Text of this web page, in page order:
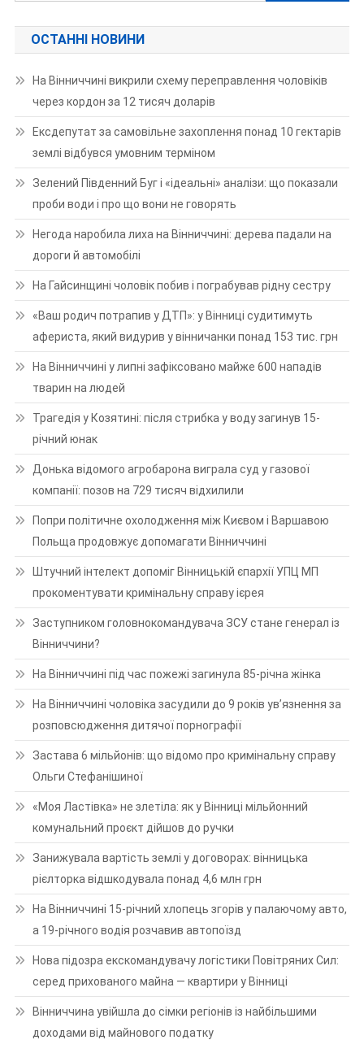
ОСТАННІ НОВИНИ
На Вінниччині викрили схему переправлення чоловіків
через кордон за 12 тисяч доларів
Ексдепутат за самовільне захоплення понад 10 гектарів
землі відбувся умовним терміном
Зелений Південний Буг і «ідеальні» аналізи: що показали
проби води і про що вони не говорять
Негода наробила лиха на Вінниччині: дерева падали на
дороги й автомобілі
На Гайсинщині чоловік побив і пограбував рідну сестру
«Ваш родич потрапив у ДТП»: у Вінниці судитимуть
афериста, який видурив у вінничанки понад 153 тис. грн
На Вінниччині у липні зафіксовано майже 600 нападів
тварин на людей
Трагедія у Козятині: після стрибка у воду загинув 15-
річний юнак
Донька відомого агробарона виграла суд у газової
компанії: позов на 729 тисяч відхилили
Попри політичне охолодження між Києвом і Варшавою
Польща продовжує допомагати Вінниччині
Штучний інтелект допоміг Вінницькій єпархії УПЦ МП
прокоментувати кримінальну справу ієрея
Заступником головнокомандувача ЗСУ стане генерал із
Вінниччини?
На Вінниччині під час пожежі загинула 85-річна жінка
На Вінниччині чоловіка засудили до 9 років ув’язнення за
розповсюдження дитячої порнографії
Застава 6 мільйонів: що відомо про кримінальну справу
Ольги Стефанішиної
«Моя Ластівка» не злетіла: як у Вінниці мільйонний
комунальний проєкт дійшов до ручки
Занижувала вартість землі у договорах: вінницька
рієлторка відшкодувала понад 4,6 млн грн
На Вінниччині 15-річний хлопець згорів у палаючому авто,
а 19-річного водія розчавив автопоїзд
Нова підозра екскомандувачу логістики Повітряних Сил:
серед прихованого майна — квартири у Вінниці
Вінниччина увійшла до сімки регіонів із найбільшими
доходами від майнового податку